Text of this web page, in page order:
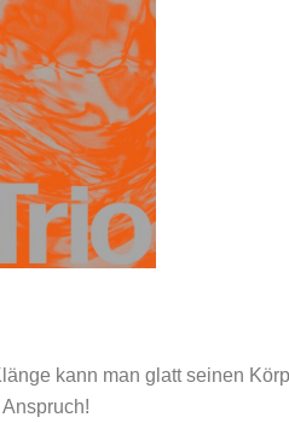
kann man glatt seinen